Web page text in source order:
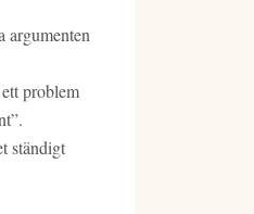
argumenten
problem
ständigt